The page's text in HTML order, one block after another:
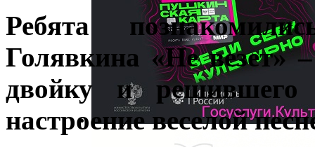
Ребята
Голявкина «Не везет»
двойку и решившего
настроение веселой